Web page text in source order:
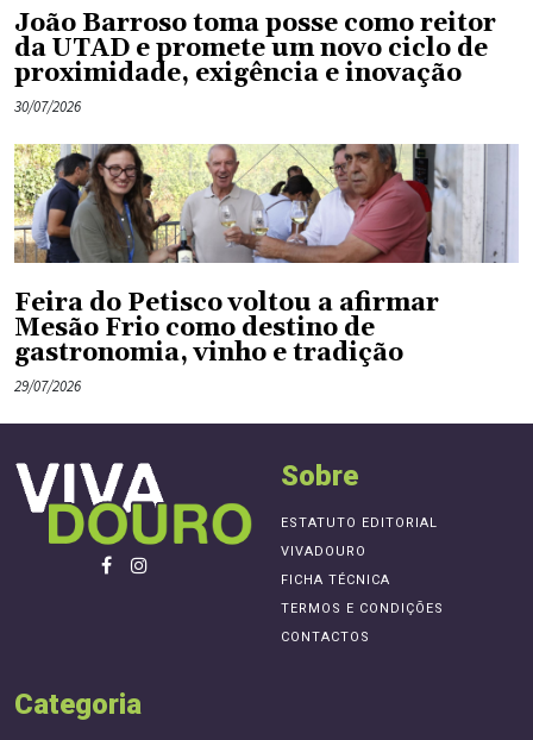
João Barroso toma posse como reitor
da UTAD e promete um novo ciclo de
proximidade, exigência e inovação
30/07/2026
Feira do Petisco voltou a afirmar
Mesão Frio como destino de
gastronomia, vinho e tradição
29/07/2026
Sobre
ESTATUTO EDITORIAL
VIVADOURO
FICHA TÉCNICA
TERMOS E CONDIÇÕES
CONTACTOS
Categoria